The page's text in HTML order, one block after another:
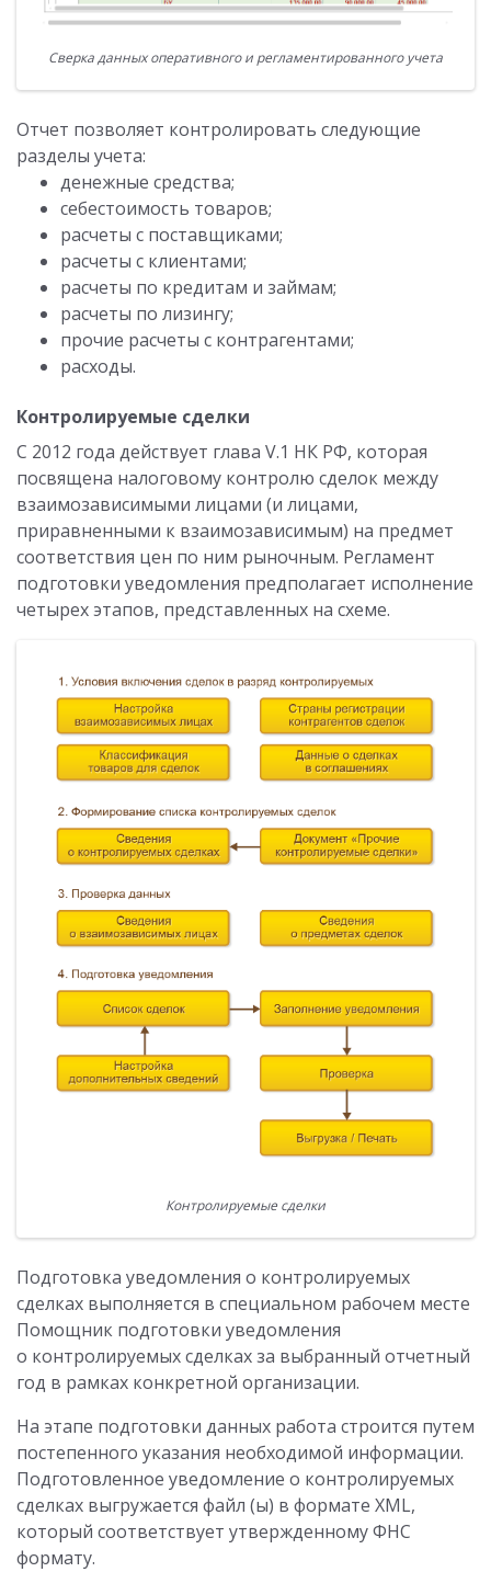
Сверка данных оперативного и регламентированного учета
Отчет позволяет контролировать следующие
разделы учета:
денежные средства;
себестоимость товаров;
расчеты с поставщиками;
расчеты с клиентами;
расчеты по кредитам и займам;
расчеты по лизингу;
прочие расчеты с контрагентами;
расходы.
Контролируемые сделки
С 2012 года действует глава V.1 НК РФ, которая
посвящена налоговому контролю сделок между
взаимозависимыми лицами (и лицами,
приравненными к взаимозависимым) на предмет
соответствия цен по ним рыночным. Регламент
подготовки уведомления предполагает исполнение
четырех этапов, представленных на схеме.
Контролируемые сделки
Подготовка уведомления о контролируемых
сделках выполняется в специальном рабочем месте
Помощник подготовки уведомления
о контролируемых сделках за выбранный отчетный
год в рамках конкретной организации.
На этапе подготовки данных работа строится путем
постепенного указания необходимой информации.
Подготовленное уведомление о контролируемых
сделках выгружается файл (ы) в формате XML,
который соответствует утвержденному ФНС
формату.